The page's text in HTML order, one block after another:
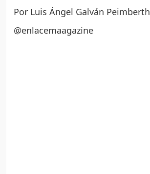
Por Luis Ángel Galván Peimberth
@enlacemaagazine